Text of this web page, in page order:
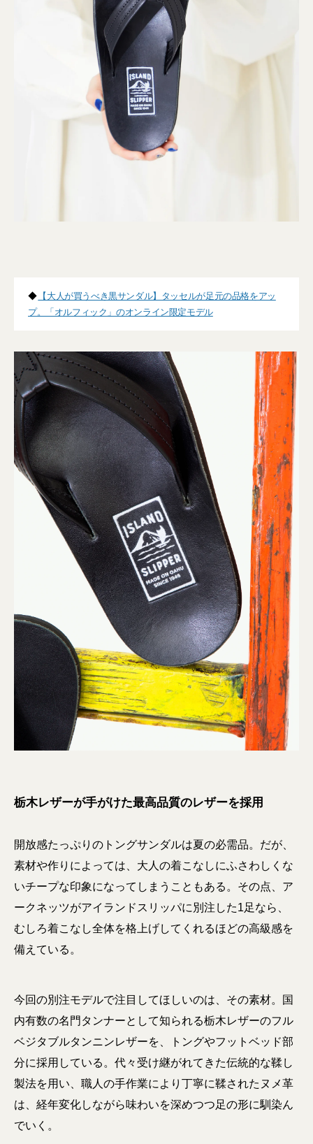
◆ 【大人が買うべき黒サンダル】タッセルが足元の品格をアッ
プ。「オルフィック」のオンライン限定モデル
栃木レザーが手がけた最高品質のレザーを採用
開放感たっぷりのトングサンダルは夏の必需品。だが、
素材や作りによっては、大人の着こなしにふさわしくな
いチープな印象になってしまうこともある。その点、ア
ークネッツがアイランドスリッパに別注した1足なら、
むしろ着こなし全体を格上げしてくれるほどの高級感を
備えている。
今回の別注モデルで注目してほしいのは、その素材。国
内有数の名門タンナーとして知られる栃木レザーのフル
ベジタブルタンニンレザーを、トングやフットベッド部
分に採用している。代々受け継がれてきた伝統的な鞣し
製法を用い、職人の手作業により丁寧に鞣されたヌメ革
は、経年変化しながら味わいを深めつつ足の形に馴染ん
でいく。